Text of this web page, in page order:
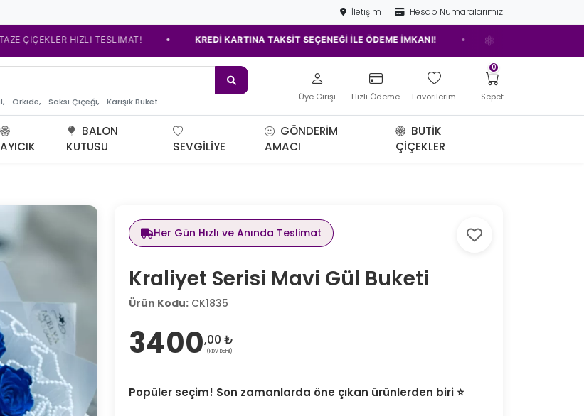
İletişim Hesap Numaralarımız
HIZLI TESLİMAT! • KREDİ KARTINA TAKSİT SEÇENEĞİ İLE ÖDEME İMKANI! • ELAZIĞ'IN EN İYİ ÇİÇEKÇİSİ!
Orkide, Saksı Çiçeği, Karışık Buket Üye Girişi Hızlı Ödeme Favorilerim Sepet
0
AYICIK
BALON
KUTUSU
SEVGILIYE
GÖNDERIM
AMACI
BUTIK
ÇIÇEKLER
Her Gün Hızlı ve Anında Teslimat
Kraliyet Serisi Mavi Gül Buketi
Ürün Kodu: CK1835
3400,00 ₺
(KDV Dahil)
Popüler seçim! Son zamanlarda öne çıkan ürünlerden biri ⭐